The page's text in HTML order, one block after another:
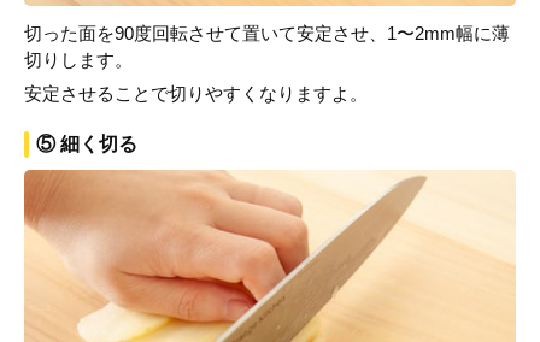
切った面を90度回転させて置いて安定させ、1〜2mm幅に薄
切りします。
安定させることで切りやすくなりますよ。
⑤ 細く切る